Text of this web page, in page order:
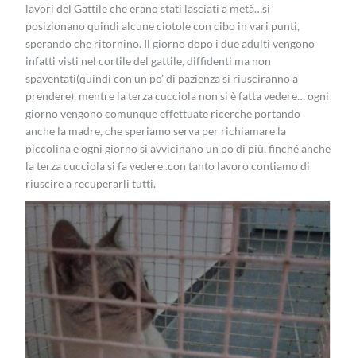
lavori del Gattile che erano stati lasciati a metà…si
posizionano quindi alcune ciotole con cibo in vari punti,
sperando che ritornino. Il giorno dopo i due adulti vengono
infatti visti nel cortile del gattile, diffidenti ma non
spaventati(quindi con un po’ di pazienza si riusciranno a
prendere), mentre la terza cucciola non si è fatta vedere… ogni
giorno vengono comunque effettuate ricerche portando
anche la madre, che speriamo serva per richiamare la
piccolina e ogni giorno si avvicinano un po di più, finché anche
la terza cucciola si fa vedere..con tanto lavoro contiamo di
riuscire a recuperarli tutti.